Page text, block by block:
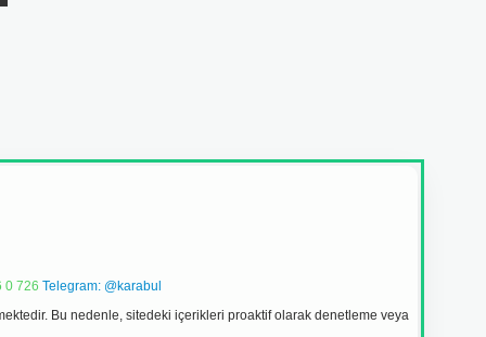
0 726 Telegram: @karabul
Bu nedenle, sitedeki içerikleri proaktif olarak denetleme veya